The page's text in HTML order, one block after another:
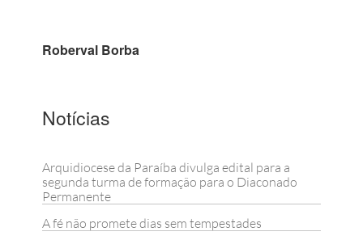
Roberval Borba
Notícias
Arquidiocese da Paraíba divulga edital para a
segunda turma de formação para o Diaconado
Permanente
A fé não promete dias sem tempestades